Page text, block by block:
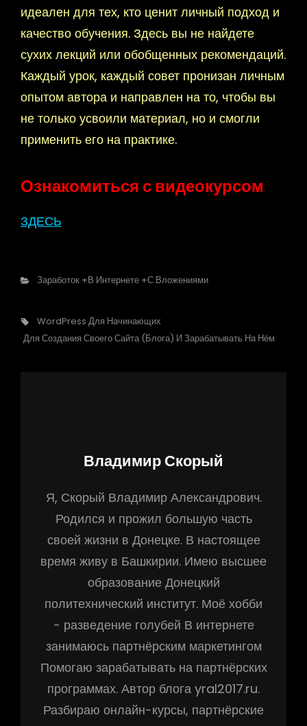
идеален для тех, кто ценит личный подход и
качество обучения. Здесь вы не найдете
сухих лекций или обобщенных рекомендаций.
Каждый урок, каждый совет пронизан личным
опытом автора и направлен на то, чтобы вы
не только усвоили материал, но и смогли
применить его на практике.
Ознакомиться с видеокурсом
ЗДЕСЬ
Рубрики
Заработок +в Интернете +с Вложениями
Метки,
WordPress Для Начинающих
Для Создания Своего Сайта (блога) И Зарабатывать На Нём
Автор:
Владимир Скорый
Я, Скорый Владимир Александрович.
Родился и прожил большую часть
своей жизни в Донецке. В настоящее
время живу в Башкирии. Имею высшее
образование Донецкий
политехнический институт. Моё хобби
- разведение голубей В интернете
занимаюсь партнёрским маркетингом
Помогаю зарабатывать на партнёрских
программах. Автор блога yral2017.ru.
Разбираю онлайн-курсы, партнёрские